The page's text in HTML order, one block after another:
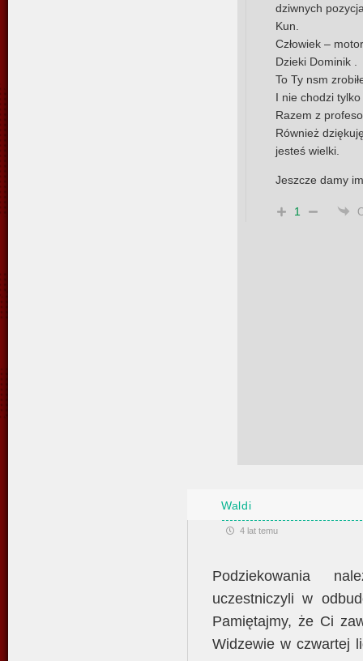
dziwnych
Kun.
Człowiek –
Dzieki Dominik .
To Ty nsm
I nie chodzi tylko
Razem z
Również
jesteś wielki.
Jeszcze damy
1
Waldi
4 lat temu
Podziekowania
uczestniczyli w
Pamiętajmy, że Ci
Widzewie w czwartej